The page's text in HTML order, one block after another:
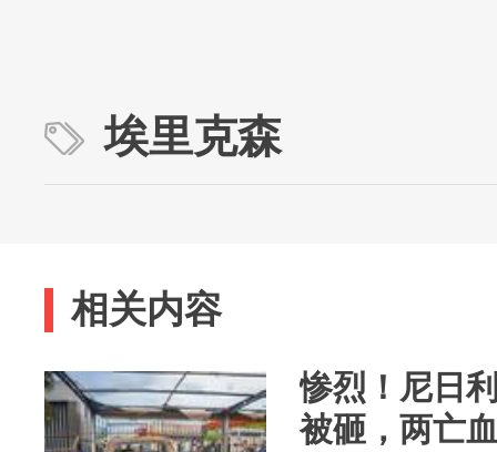
埃里克森
相关内容
惨烈！尼日
被砸，两亡